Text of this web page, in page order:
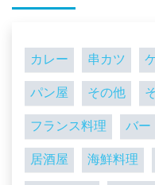
カレー 串カツ
パン屋 その他
フランス料理 バー
居酒屋 海鮮料理